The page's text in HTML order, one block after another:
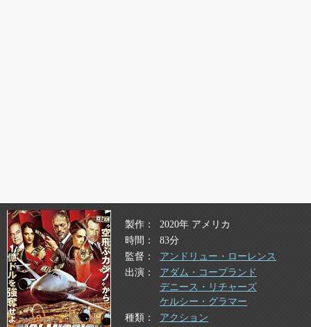
製作
2020年 アメリカ
時間
83分
監督
アンドリュー・ローレンス
出演
アダム・コープランド
デニース・リチャーズ
ケルシー・グラマー
種類
アクション